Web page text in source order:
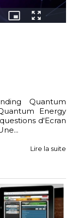
Quantum
Energy
d'Ecran
Lire la suite